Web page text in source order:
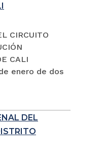
CIRCUITO
CALI
enero de dos
DEL